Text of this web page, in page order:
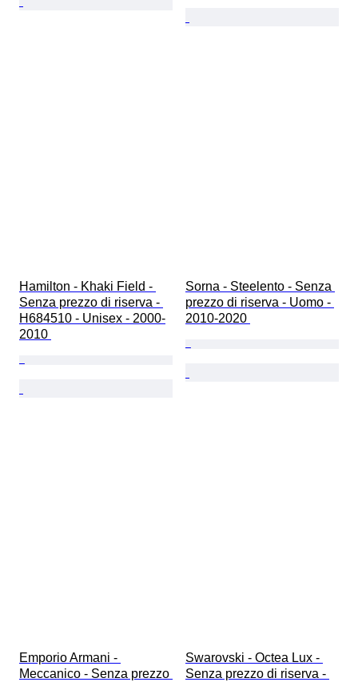
Hamilton - Khaki Field -
Senza prezzo di riserva -
H684510 - Unisex - 2000-
2010
Sorna - Steelento - Senza
prezzo di riserva - Uomo -
2010-2020
Emporio Armani -
Meccanico - Senza prezzo
Swarovski - Octea Lux -
Senza prezzo di riserva -